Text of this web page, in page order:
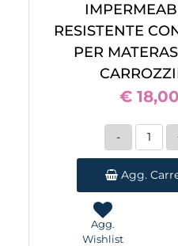
RESISTENTE
PER
€ 18,00
Agg.
Agg.
Wishlist